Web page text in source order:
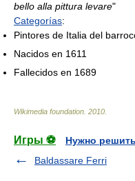
bello alla pittura levare"
Categorías:
Pintores de Italia del
Nacidos en 1611
Fallecidos en 1689
Wikimedia foundation 2010
Игры ⚽
Нужно
Baldassare Ferri